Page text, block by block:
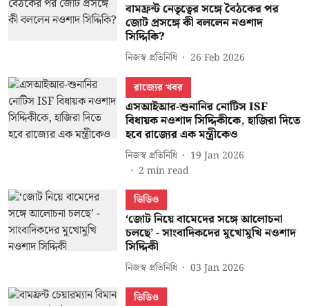
বামফ্রন্ট নেতৃত্বের সঙ্গে বৈঠকের পর
জোট প্রসঙ্গে কী বললেন নওশাদ
সিদ্দিকি?
নিজস্ব প্রতিনিধি
26 Feb 2026
রাজ্যের খবর
এসআইআর-শুনানির নোটিস ISF
বিধায়ক নওশাদ সিদ্দিকীকে, হাজিরা দিতে
হবে রাজ্যের এক মন্ত্রীকেও
নিজস্ব প্রতিনিধি
19 Jan 2026
2 min read
ভিডিও
‘জোট নিয়ে বামেদের সঙ্গে আলোচনা
চলছে’ - সাংবাদিকদের মুখোমুখি নওশাদ
সিদ্দিকী
নিজস্ব প্রতিনিধি
03 Jan 2026
ভিডিও